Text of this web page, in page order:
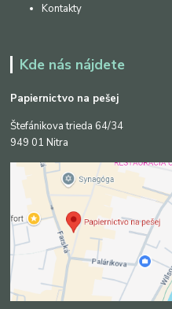
Kontakty
Kde nás nájdete
Papiernictvo na pešej
Štefánikova trieda 64/34
949 01 Nitra